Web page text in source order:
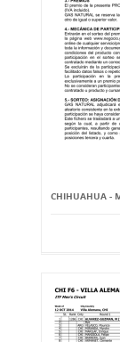
CHIHUAHUA -